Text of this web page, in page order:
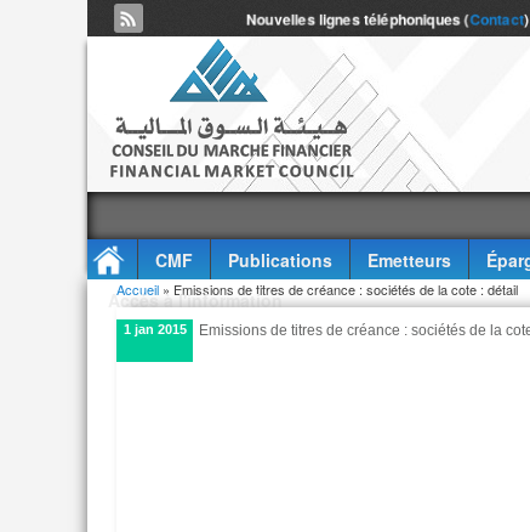
Nouvelles lignes téléphoniques (Contact)
CMF Publications Emetteurs
Accès à l'information
Vous êtes ici
Accueil » Emissions de titres de créance : sociétés de la cote : détail
1 jan 2015 Emissions de titres de créance : sociétés de la